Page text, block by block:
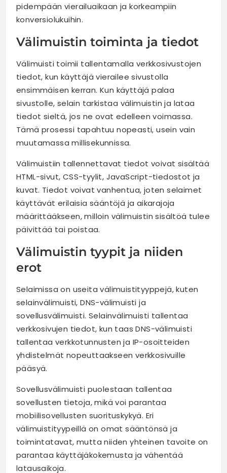
pidempään vierailuaikaan ja korkeampiin
konversiolukuihin.
Välimuistin toiminta ja tiedot
Välimuisti toimii tallentamalla verkkosivustojen
tiedot, kun käyttäjä vierailee sivustolla
ensimmäisen kerran. Kun käyttäjä palaa
sivustolle, selain tarkistaa välimuistin ja lataa
tiedot sieltä, jos ne ovat edelleen voimassa.
Tämä prosessi tapahtuu nopeasti, usein vain
muutamassa millisekunnissa.
Välimuistiin tallennettavat tiedot voivat sisältää
HTML-sivut, CSS-tyylit, JavaScript-tiedostot ja
kuvat. Tiedot voivat vanhentua, joten selaimet
käyttävät erilaisia sääntöjä ja aikarajoja
määrittääkseen, milloin välimuistin sisältöä tulee
päivittää tai poistaa.
Välimuistin tyypit ja niiden
erot
Selaimissa on useita välimuistityyppejä, kuten
selainvälimuisti, DNS-välimuisti ja
sovellusvälimuisti. Selainvälimuisti tallentaa
verkkosivujen tiedot, kun taas DNS-välimuisti
tallentaa verkkotunnusten ja IP-osoitteiden
yhdistelmät nopeuttaakseen verkkosivuille
pääsyä.
Sovellusvälimuisti puolestaan tallentaa
sovellusten tietoja, mikä voi parantaa
mobiilisovellusten suorituskykyä. Eri
välimuistityypeillä on omat sääntönsä ja
toimintatavat, mutta niiden yhteinen tavoite on
parantaa käyttäjäkokemusta ja vähentää
latausaikoja.